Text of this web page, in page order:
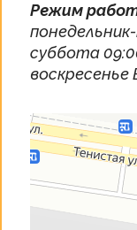
Режим
суббота
Благовещенск
Пионерская улица,